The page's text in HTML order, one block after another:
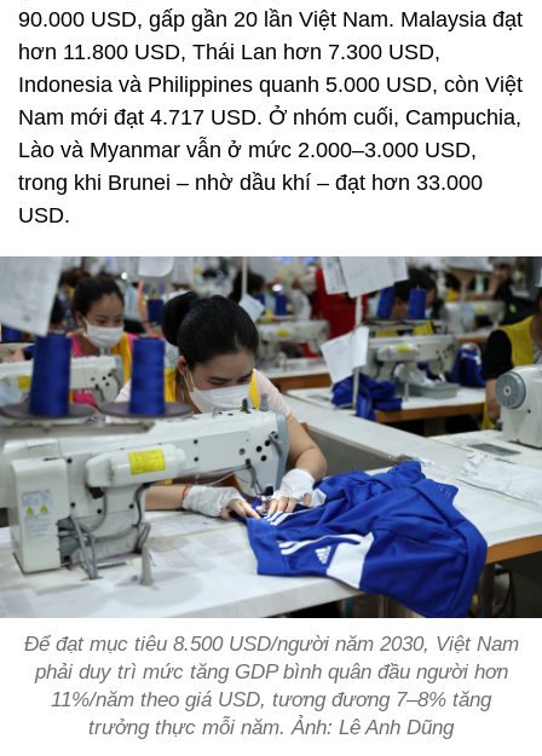
90.000 USD, gấp gần 20 lần Việt Nam. Malaysia đạt
hơn 11.800 USD, Thái Lan hơn 7.300 USD,
Indonesia và Philippines quanh 5.000 USD, còn Việt
Nam mới đạt 4.717 USD. Ở nhóm cuối, Campuchia,
Lào và Myanmar vẫn ở mức 2.000–3.000 USD,
trong khi Brunei – nhờ dầu khí – đạt hơn 33.000
USD.
Để đạt mục tiêu 8.500 USD/người năm 2030, Việt Nam
phải duy trì mức tăng GDP bình quân đầu người hơn
11%/năm theo giá USD, tương đương 7–8% tăng
trưởng thực mỗi năm. Ảnh: Lê Anh Dũng